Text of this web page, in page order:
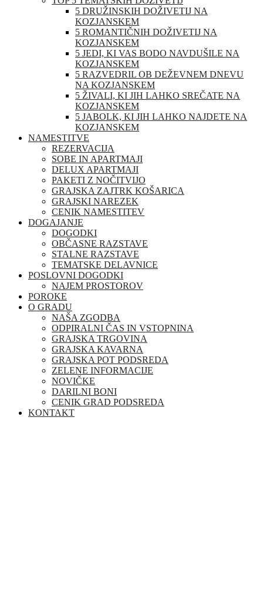
5 DRUŽINSKIH DOŽIVETIJ NA
KOZJANSKEM
5 ROMANTIČNIH DOŽIVETIJ NA
KOZJANSKEM
5 JEDI, KI VAS BODO NAVDUŠILE NA
KOZJANSKEM
5 RAZVEDRIL OB DEŽEVNEM DNEVU
NA KOZJANSKEM
5 ŽIVALI, KI JIH LAHKO SREČATE NA
KOZJANSKEM
5 JABOLK, KI JIH LAHKO NAJDETE NA
KOZJANSKEM
NAMESTITVE
REZERVACIJA
SOBE IN APARTMAJI
DELUX APARTMAJI
PAKETI Z NOČITVIJO
GRAJSKA ZAJTRK KOŠARICA
GRAJSKI NAREZEK
CENIK NAMESTITEV
DOGAJANJE
DOGODKI
OBČASNE RAZSTAVE
STALNE RAZSTAVE
TEMATSKE DELAVNICE
POSLOVNI DOGODKI
NAJEM PROSTOROV
POROKE
O GRADU
NAŠA ZGODBA
ODPIRALNI ČAS IN VSTOPNINA
GRAJSKA TRGOVINA
GRAJSKA KAVARNA
GRAJSKA POT PODSREDA
ZELENE INFORMACIJE
NOVIČKE
DARILNI BONI
CENIK GRAD PODSREDA
KONTAKT